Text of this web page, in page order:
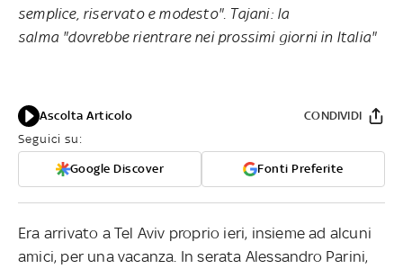
semplice, riservato e modesto". Tajani: la
salma "dovrebbe rientrare nei prossimi giorni in Italia"
Ascolta Articolo
Seguici su:
Google Discover Fonti Preferite
CONDIVIDI
Era arrivato a Tel Aviv proprio ieri, insieme ad alcuni
amici, per una vacanza. In serata Alessandro Parini,